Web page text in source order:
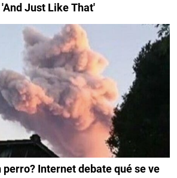
Just Like That'
perro? Internet debate qué se ve